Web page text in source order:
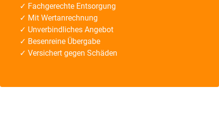
✓ Fachgerechte Entsorgung
✓ Mit Wertanrechnung
✓ Unverbindliches Angebot
✓ Besenreine Übergabe
✓ Versichert gegen Schäden